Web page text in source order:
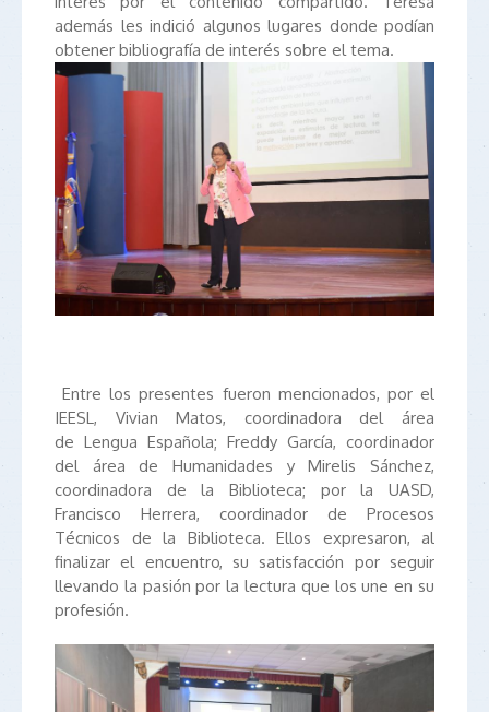
además les indició algunos lugares donde podían
obtener bibliografía de interés sobre el tema.
Entre los presentes fueron mencionados, por el
IEESL, Vivian Matos, coordinadora del área
de Lengua Española; Freddy García, coordinador
del área de Humanidades y Mirelis Sánchez,
coordinadora de la Biblioteca; por la UASD,
Francisco Herrera, coordinador de Procesos
Técnicos de la Biblioteca. Ellos expresaron, al
finalizar el encuentro, su satisfacción por seguir
llevando la pasión por la lectura que los une en su
profesión.